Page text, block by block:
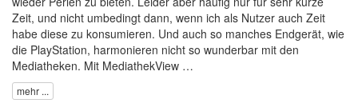
Zeit, und nicht umbedingt dann, wenn ich als Nutzer auch Zeit
habe diese zu konsumieren. Und auch so manches Endgerät, wie
die PlayStation, harmonieren nicht so wunderbar mit den
Mediatheken. Mit MediathekView …
mehr ...